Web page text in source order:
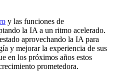
y las funciones de
la IA a un ritmo acelerado.
aprovechando la IA para
y mejorar la experiencia de sus
en los próximos años estos
prometedora.